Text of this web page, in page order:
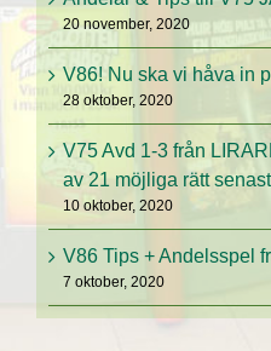
20 november, 2020
V86! Nu ska vi håva in
28 oktober, 2020
V75 Avd 1-3 från
av 21 möjliga rätt
10 oktober, 2020
V86 Tips + Andelsspel
7 oktober, 2020